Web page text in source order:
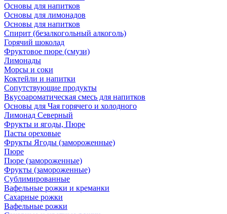
Основы для напитков
Основы для лимонадов
Основы для напитков
Спирит (безалкогольный алкоголь)
Горячий шоколад
Фруктовое пюре (смузи)
Лимонады
Морсы и соки
Коктейли и напитки
Сопутствующие продукты
Вкусоароматическая смесь для напитков
Основы для Чая горячего и холодного
Лимонад Северный
Фрукты и ягоды, Пюре
Пасты ореховые
Фрукты Ягоды (замороженные)
Пюре
Пюре (замороженные)
Фрукты (замороженные)
Сублимированные
Вафельные рожки и креманки
Сахарные рожки
Вафельные рожки